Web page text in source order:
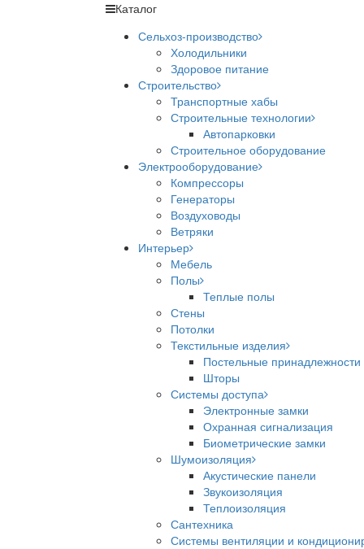
Каталог
Сельхоз-производство
Холодильники
Здоровое питание
Строительство
Транспортные хабы
Строительные технологии
Автопарковки
Строительное оборудование
Электрооборудование
Компрессоры
Генераторы
Воздуховоды
Ветряки
Интерьер
Мебель
Полы
Теплые полы
Стены
Потолки
Текстильные изделия
Постельные принадлежности
Шторы
Системы доступа
Электронные замки
Охранная сигнализация
Биометрические замки
Шумоизоляция
Акустические панели
Звукоизоляция
Теплоизоляция
Сантехника
Системы вентиляции и